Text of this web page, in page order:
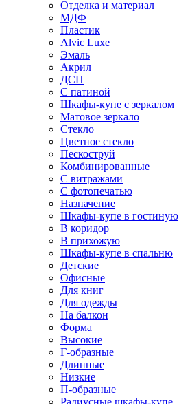
Отделка и материал
МДФ
Пластик
Alvic Luxe
Эмаль
Акрил
ДСП
С патиной
Шкафы-купе с зеркалом
Матовое зеркало
Стекло
Цветное стекло
Пескоструй
Комбинированные
С витражами
С фотопечатью
Назначение
Шкафы-купе в гостиную
В коридор
В прихожую
Шкафы-купе в спальню
Детские
Офисные
Для книг
Для одежды
На балкон
Форма
Высокие
Г-образные
Длинные
Низкие
П-образные
Радиусные шкафы-купе